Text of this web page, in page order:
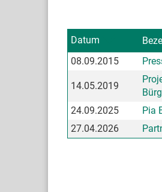
Datum
08.09.2015
14.05.2019
24.09.2025
Pia
27.04.2026